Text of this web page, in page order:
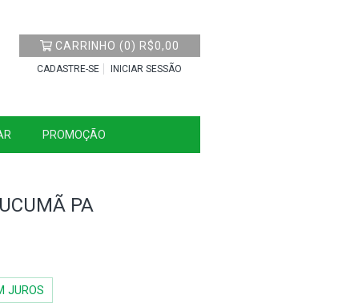
CARRINHO (0) R$0,00
CADASTRE-SE INICIAR SESSÃO
PROMOÇÃO
PA
JUROS